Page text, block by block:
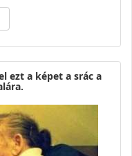
ezt a képet a srác a